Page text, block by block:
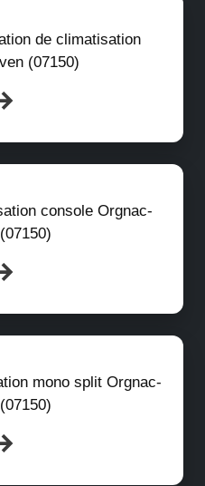
de climatisation
(07150)
console Orgnac-
mono split Orgnac-